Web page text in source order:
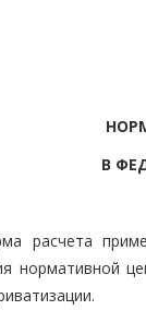
В
расчета
нормативной